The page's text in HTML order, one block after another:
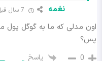
نغمه
اون مدلی که ما به گوگل پول
پس؟
0 پاسخ